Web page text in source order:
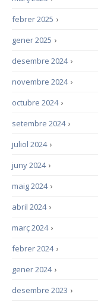
›
febrer 2025
›
gener 2025
›
desembre 2024
›
novembre 2024
›
octubre 2024
›
setembre 2024
›
juliol 2024
›
juny 2024
›
maig 2024
›
abril 2024
›
març 2024
›
febrer 2024
›
gener 2024
›
desembre 2023